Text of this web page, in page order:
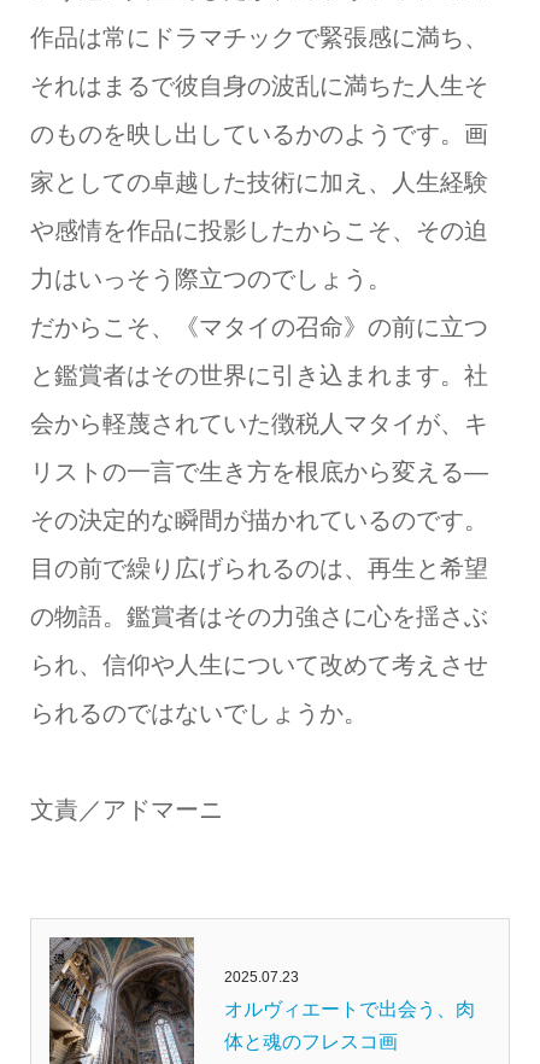
作品は常にドラマチックで緊張感に満ち、
それはまるで彼自身の波乱に満ちた人生そ
のものを映し出しているかのようです。画
家としての卓越した技術に加え、人生経験
や感情を作品に投影したからこそ、その迫
力はいっそう際立つのでしょう。
だからこそ、《マタイの召命》の前に立つ
と鑑賞者はその世界に引き込まれます。社
会から軽蔑されていた徴税人マタイが、キ
リストの一言で生き方を根底から変える―
その決定的な瞬間が描かれているのです。
目の前で繰り広げられるのは、再生と希望
の物語。鑑賞者はその力強さに心を揺さぶ
られ、信仰や人生について改めて考えさせ
られるのではないでしょうか。
文責／アドマーニ
2025.07.23
オルヴィエートで出会う、肉
体と魂のフレスコ画